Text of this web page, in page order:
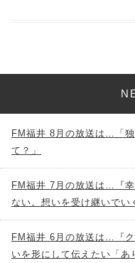
FM福井 8月の放送は…「
て？」
FM福井 7月の放送は…『
ない。想いを受け継いでい
FM福井 6月の放送は…『
いを形にして伝えたい「あ